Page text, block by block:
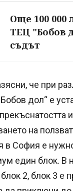
Още 100 000
ТЕЦ "Бобов
съдът
че при
дол“ е
и
на
в София е
един блок. В
2, блок 3 е